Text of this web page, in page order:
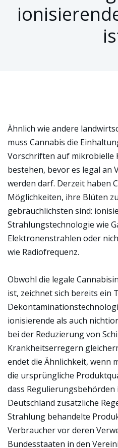
Ähnlich wie andere
muss Cannabis die
Vorschriften auf mikrobielle
bestehen, bevor es legal an
werden darf. Derzeit haben
Möglichkeiten, ihre Blüten
gebräuchlichsten sind:
Strahlungstechnologie wie
Elektronenstrahlen oder
wie Radiofrequenz.
Obwohl die legale
ist, zeichnet sich bereits ein
ionisierende als auch
bei der Reduzierung von
Krankheitserregern
endet die Ähnlichkeit, wenn
die ursprüngliche
dass Regulierungsbehörden
Deutschland zusätzliche
Strahlung behandelte
Verbraucher vor deren
Bundesstaaten in den